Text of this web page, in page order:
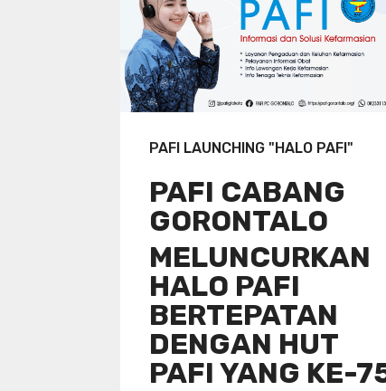
PAFI LAUNCHING "HALO PAFI"
PAFI CABANG
GORONTALO
MELUNCURKAN
HALO PAFI
BERTEPATAN
DENGAN HUT
PAFI YANG KE-